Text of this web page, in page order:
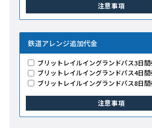
注意事項
鉄道アレンジ追加代金
ブリットレイルイングランドパス3日
ブリットレイルイングランドパス4日
ブリットレイルイングランドパス8日
注意事項